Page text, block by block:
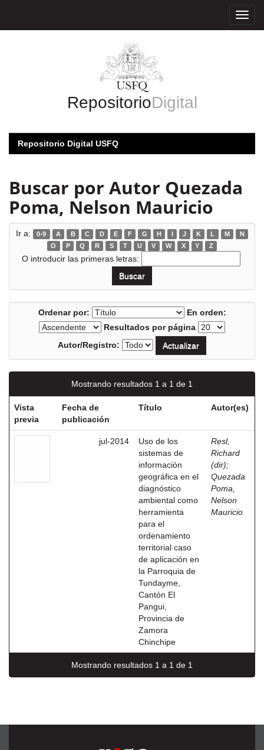
RepositorioDigital
Repositorio Digital USFQ
Buscar por Autor Quezada
Poma, Nelson Mauricio
Ir a: 0-9 A B C D E F G H I J K L M
N
O
P Q R S T U V W X Y Z
O introducir las primeras letras:
Ordenar por:
En orden:
Resultados por página
Autor/Registro:
Mostrando resultados 1 a 1 de 1
Vista
previa
Fecha de
publicación
Título Autor(es)
jul-2014
Uso de los
sistemas de
información
geográfica en el
diagnóstico
ambiental como
herramienta
para el
ordenamiento
territorial caso
de aplicación en
la Parroquia de
Tundayme,
Cantón El
Pangui,
Provincia de
Zamora
Chinchipe
Resl,
Richard
(dir);
Quezada
Poma,
Nelson
Mauricio
Mostrando resultados 1 a 1 de 1